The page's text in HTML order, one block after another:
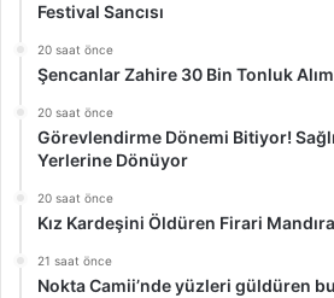
Festival Sancısı
20 saat önce
Şencanlar Zahire 30 Bin Tonluk
20 saat önce
Görevlendirme Dönemi Bitiyor!
Yerlerine Dönüyor
20 saat önce
Kız Kardeşini Öldüren Firari
21 saat önce
Nokta Camii’nde yüzleri güldüren